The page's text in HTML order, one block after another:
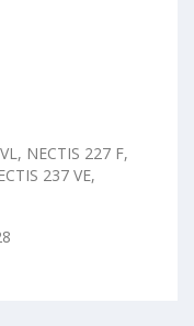
NECTIS 227 F,
237 VE,